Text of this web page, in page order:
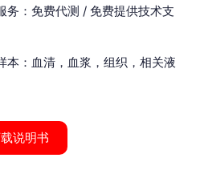
务：免费代测 / 免费提供技术支
本：血清，血浆，组织，相关液
说明书